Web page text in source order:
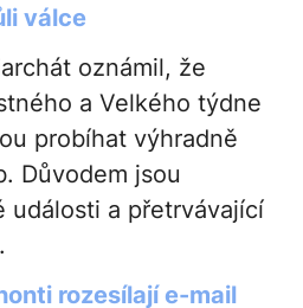
válce
oznámil, že
a Velkého týdne
probíhat výhradně
Důvodem jsou
události a přetrvávající
rozesílají e-mail